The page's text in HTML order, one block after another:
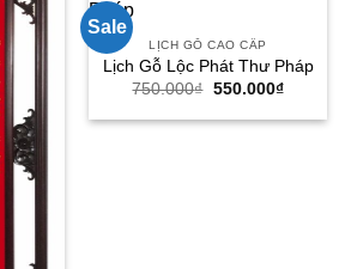
Sale
LỊCH GỖ CAO CẤP
Lịch Gỗ Lộc Phát Thư Pháp
750.000₫ Giá
là:
550.000₫Giá
tại